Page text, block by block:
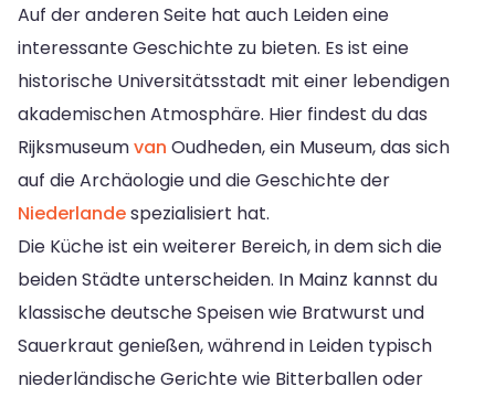
Auf der anderen Seite hat auch Leiden eine
interessante Geschichte zu bieten. Es ist eine
historische Universitätsstadt mit einer lebendigen
akademischen Atmosphäre. Hier findest du das
Rijksmuseumvan Oudheden, ein Museum, das sich
auf die Archäologie und die Geschichte der
Niederlandespezialisiert hat.
Die Küche ist ein weiterer Bereich, in dem sich die
beiden Städte unterscheiden. In Mainz kannst du
klassische deutsche Speisen wie Bratwurst und
Sauerkraut genießen, während in Leiden typisch
niederländische Gerichte wie Bitterballen oder